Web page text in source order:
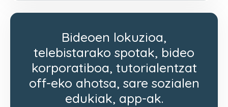
Bideoen lokuzioa,
telebistarako spotak, bideo
korporatiboa, tutorialentzat
off-eko ahotsa, sare sozialen
edukiak, app-ak.